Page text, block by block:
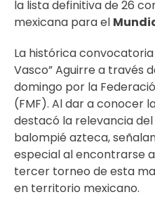
la lista definitiva de 26
mexicana para el
La histórica
Vasco” Aguirre a través
domingo por la
(FMF). Al dar a conocer
destacó la relevancia
balompié azteca,
especial al encontrarse
tercer torneo de esta
en territorio mexicano.